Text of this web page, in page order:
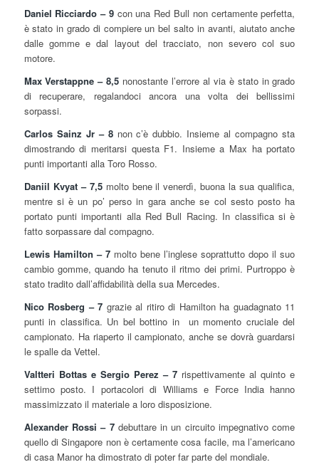
Daniel Ricciardo – 9con una Red Bull non certamente perfetta,
è stato in grado di compiere un bel salto in avanti, aiutato anche
dalle gomme e dal layout del tracciato, non severo col suo
motore.
Max Verstappne – 8,5 nonostante l’errore al via è stato in grado
di recuperare, regalandoci ancora una volta dei bellissimi
sorpassi.
Carlos Sainz Jr – 8non c’è dubbio. Insieme al compagno sta
dimostrando di meritarsi questa F1. Insieme a Max ha portato
punti importanti alla Toro Rosso.
Daniil Kvyat – 7,5molto bene il venerdì, buona la sua qualifica,
mentre si è un po’ perso in gara anche se col sesto posto ha
portato punti importanti alla Red Bull Racing. In classifica si è
fatto sorpassare dal compagno.
Lewis Hamilton – 7molto bene l’inglese soprattutto dopo il suo
cambio gomme, quando ha tenuto il ritmo dei primi. Purtroppo è
stato tradito dall’affidabilità della sua Mercedes.
Nico Rosberg – 7 grazie al ritiro di Hamilton ha guadagnato 11
punti in classifica. Un bel bottino in un momento cruciale del
campionato. Ha riaperto il campionato, anche se dovrà guardarsi
le spalle da Vettel.
Valtteri Bottas e Sergio Perez – 7 rispettivamente al quinto e
settimo posto. I portacolori di Williams e Force India hanno
massimizzato il materiale a loro disposizione.
Alexander Rossi – 7debuttare in un circuito impegnativo come
quello di Singapore non è certamente cosa facile, ma l’americano
di casa Manor ha dimostrato di poter far parte del mondiale.